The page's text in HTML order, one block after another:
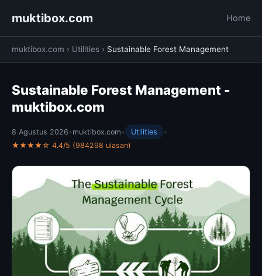
muktibox.com Home
muktibox.com › Utilities › Sustainable Forest Management
Sustainable Forest Management -
muktibox.com
8 Agustus 2026 • muktibox.com • Utilities
•
★★★★☆ 4.4/5 (984298 ulasan)